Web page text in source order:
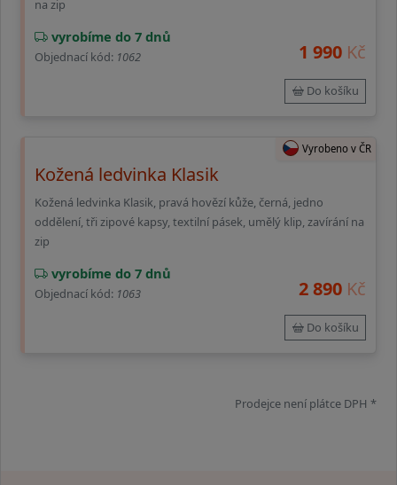
na zip
vyrobíme do 7 dnů
Objednací kód: 1062 1 990 Kč
Do košíku
Vyrobeno v ČR
Kožená ledvinka Klasik
Kožená ledvinka Klasik, pravá hovězí kůže, černá, jedno
oddělení, tři zipové kapsy, textilní pásek, umělý klip, zavírání na
zip
vyrobíme do 7 dnů
Objednací kód: 1063 2 890 Kč
Do košíku
Prodejce není plátce DPH *